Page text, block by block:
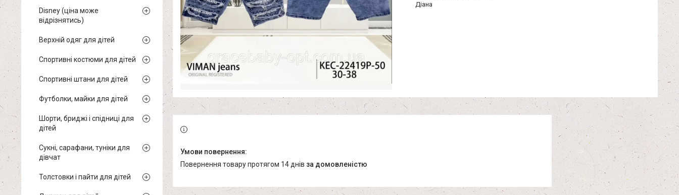
Діана
повернення товару протягом 14 днів за домовленістю
Disney (ціна може
відрізнятись)
Верхній одяг для дітей
Спортивні костюми для дітей
Спортивні штани для дітей
Футболки, майки для дітей
Шорти, бриджі і спідниці для
дітей
Сукні, сарафани, туніки для
дівчат
Толстовки і пайти для дітей